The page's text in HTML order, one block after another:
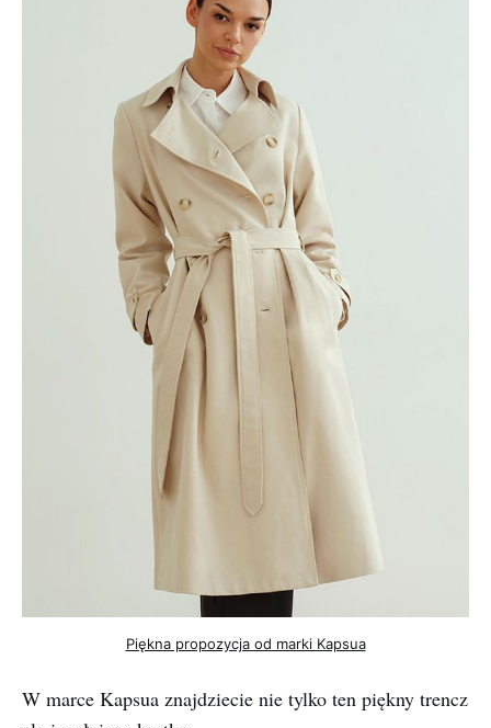
Piękna propozycja od marki Kapsua
W marce Kapsua znajdziecie nie tylko ten piękny trencz